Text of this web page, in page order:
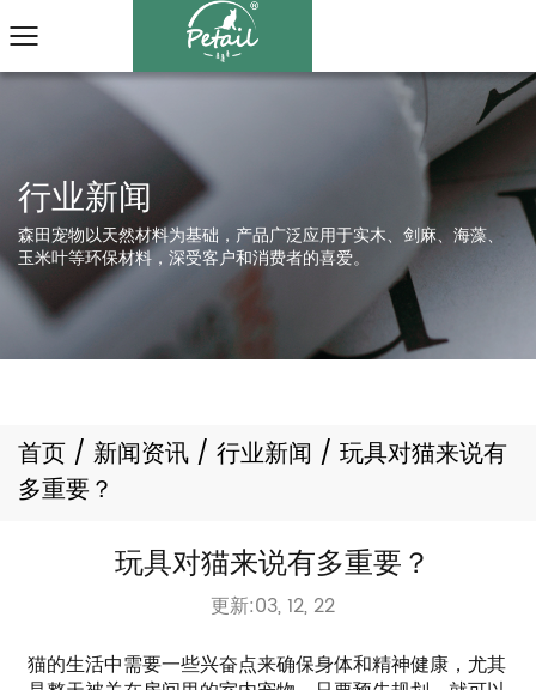
森田宠物以天然材料为基础，产品广泛应用于实木、剑麻、海藻、
玉米叶等环保材料，深受客户和消费者的喜爱。
首页 / 新闻资讯 / 行业新闻 / 玩具对猫来说有
多重要？
玩具对猫来说有多重要？
更新:03, 12, 22
猫的生活中需要一些兴奋点来确保身体和精神健康，尤其